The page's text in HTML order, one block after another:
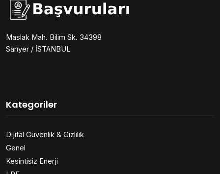
Maslak Mah. Bilim Sk. 34398
Sarıyer / İSTANBUL
Kategoriler
Dijital Güvenlik & Gizlilik
Genel
Kesintisiz Enerji